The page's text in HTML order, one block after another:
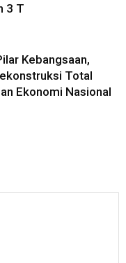
3 T
Kebangsaan,
Total
Ekonomi Nasional